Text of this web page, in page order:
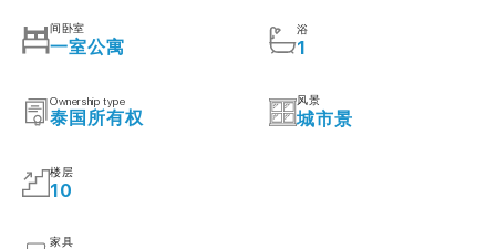
间卧室
一室公寓
浴
1
Ownership type
泰国所有权
风景
城市景
楼层
10
家具